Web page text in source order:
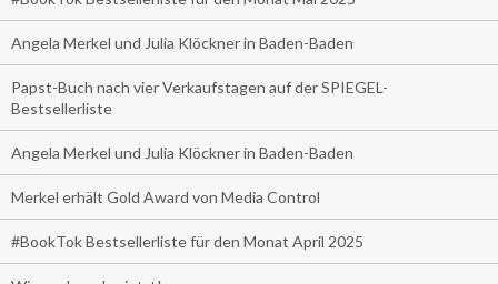
Angela Merkel und Julia Klöckner in Baden-Baden
Papst-Buch nach vier Verkaufstagen auf der SPIEGEL-
Bestsellerliste
Angela Merkel und Julia Klöckner in Baden-Baden
Merkel erhält Gold Award von Media Control
#BookTok Bestsellerliste für den Monat April 2025